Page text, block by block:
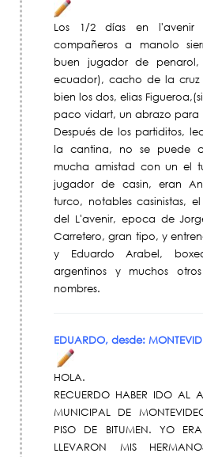
Los 1/2 días en l'avenir
compañeros a manolo
buen jugador de
ecuador), cacho de la
bien los dos, elias
paco vidart, un abrazo para
Después de los partiditos,
la cantina, no se puede
mucha amistad con un el
jugador de casin, eran
turco, notables casinistas,
del L'avenir, epoca de
Carretero, gran tipo, y
y Eduardo Arabel,
argentinos y muchos
nombres.
EDUARDO, desde:
HOLA.
RECUERDO HABER IDO AL
MUNICIPAL DE
PISO DE BITUMEN. YO
LLEVARON MIS